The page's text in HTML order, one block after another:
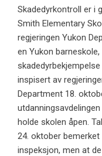
Skadedyrkontroll er i
Smith Elementary
regjeringen Yukon
en Yukon
inspisert av
Department 18.
holde skolen åpen.
24. oktober
inspeksjon, men at